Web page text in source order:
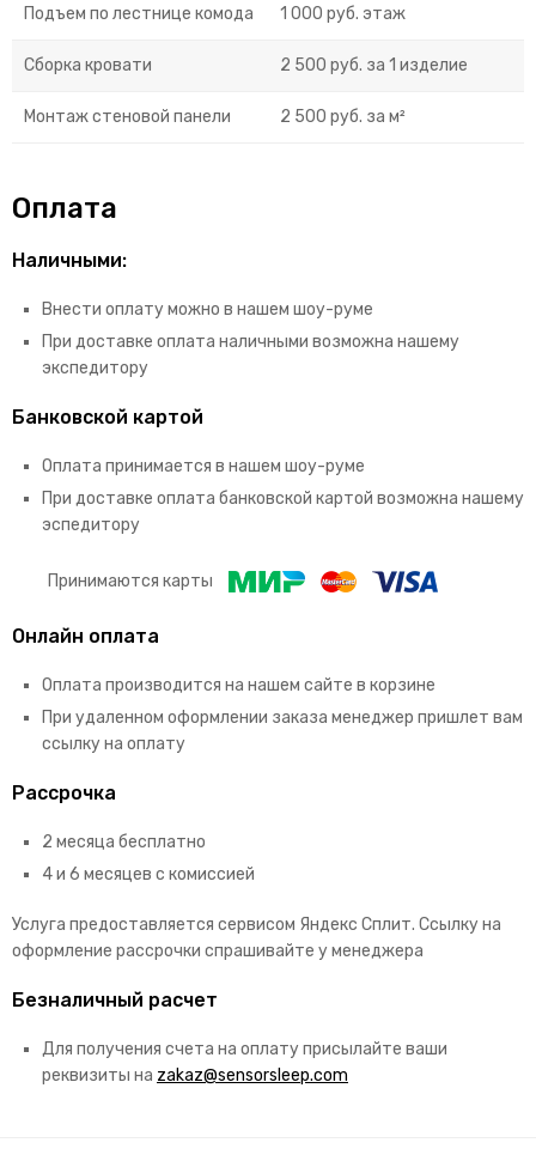
Подъем по лестнице комода 1 000 руб. этаж
Сборка кровати 2 500 руб. за 1 изделие
Монтаж стеновой панели 2 500 руб. за м²
Оплата
Наличными:
Внести оплату можно в нашем шоу-руме
При доставке оплата наличными возможна нашему
экспедитору
Банковской картой
Оплата принимается в нашем шоу-руме
При доставке оплата банковской картой возможна нашему
эспедитору
Принимаются карты
Онлайн оплата
Оплата производится на нашем сайте в корзине
При удаленном оформлении заказа менеджер пришлет вам
ссылку на оплату
Рассрочка
2 месяца бесплатно
4 и 6 месяцев с комиссией
Услуга предоставляется сервисом Яндекс Сплит. Ссылку на
оформление рассрочки спрашивайте у менеджера
Безналичный расчет
Для получения счета на оплату присылайте ваши
реквизиты на zakaz@sensorsleep.com